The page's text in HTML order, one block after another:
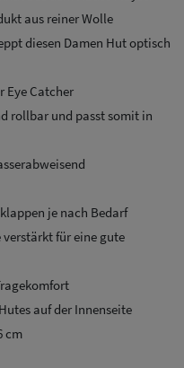
aus reiner Wolle
diesen Damen Hut optisch
Eye Catcher
rollbar und passt somit in
je nach Bedarf
für eine gute
auf der Innenseite
cm